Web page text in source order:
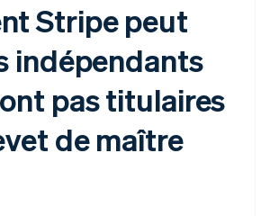
Stripe peut
indépendants
pas titulaires
de maître